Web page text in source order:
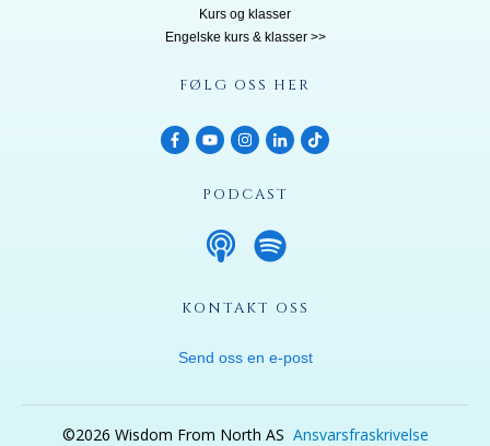
Kurs og klasser
Engelske kurs & klasser >>
FØLG OSS HER
PODCAST
KONTAKT OSS
Send oss en e-post
©2026 Wisdom From North AS Ansvarsfraskrivelse